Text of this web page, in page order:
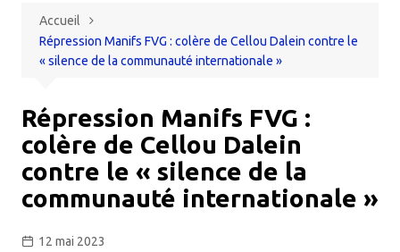
Accueil
Répression Manifs FVG : colère de Cellou Dalein contre le
« silence de la communauté internationale »
Répression Manifs FVG :
colère de Cellou Dalein
contre le « silence de la
communauté internationale »
12 mai 2023